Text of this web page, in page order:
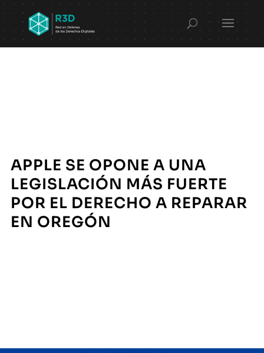
APPLE SE OPONE A UNA
LEGISLACIÓN MÁS FUERTE
POR EL DERECHO A REPARAR
EN OREGÓN